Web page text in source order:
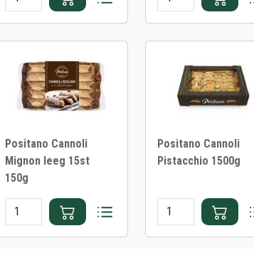
Positano Cannoli
Mignon leeg 15st
150g
Positano Cannoli
Pistacchio 1500g